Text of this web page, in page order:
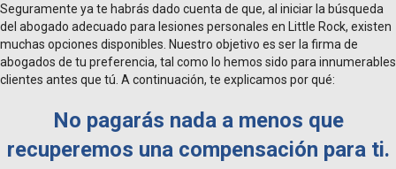
Seguramente ya te habrás dado cuenta de que, al iniciar la búsqueda
del abogado adecuado para lesiones personales en Little Rock, existen
muchas opciones disponibles. Nuestro objetivo es ser la firma de
abogados de tu preferencia, tal como lo hemos sido para innumerables
clientes antes que tú. A continuación, te explicamos por qué:
No pagarás nada a menos que
recuperemos una compensación para ti.